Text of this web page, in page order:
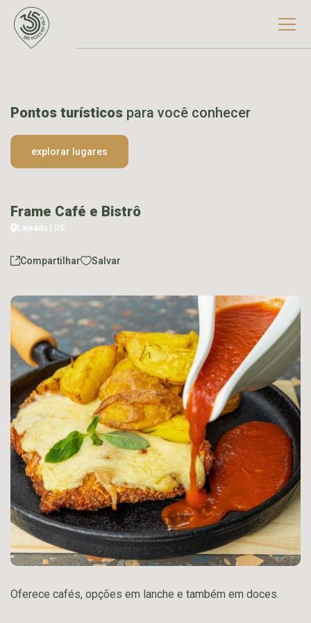
Pontos turísticos para você conhecer
explorar lugares
Frame Café e Bistrô
Lajeado | RS
Compartilhar Salvar
Oferece cafés, opções em lanche e também em doces.